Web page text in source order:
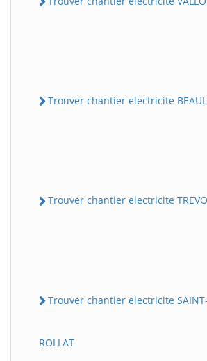
Trouver chantier electricite
Trouver chantier electricite
Trouver chantier electricite
ROLLAT